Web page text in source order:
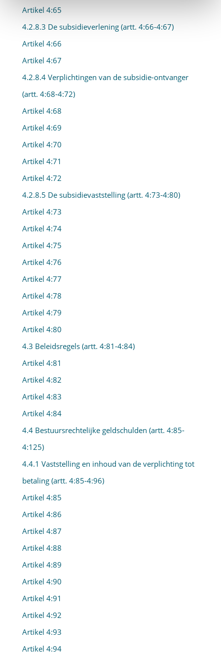
Artikel 4:65
4.2.8.3 De subsidieverlening (artt. 4:66-4:67)
Artikel 4:66
Artikel 4:67
4.2.8.4 Verplichtingen van de subsidie-ontvanger
(artt. 4:68-4:72)
Artikel 4:68
Artikel 4:69
Artikel 4:70
Artikel 4:71
Artikel 4:72
4.2.8.5 De subsidievaststelling (artt. 4:73-4:80)
Artikel 4:73
Artikel 4:74
Artikel 4:75
Artikel 4:76
Artikel 4:77
Artikel 4:78
Artikel 4:79
Artikel 4:80
4.3 Beleidsregels (artt. 4:81-4:84)
Artikel 4:81
Artikel 4:82
Artikel 4:83
Artikel 4:84
4.4 Bestuursrechtelijke geldschulden (artt. 4:85-
4:125)
4.4.1 Vaststelling en inhoud van de verplichting tot
betaling (artt. 4:85-4:96)
Artikel 4:85
Artikel 4:86
Artikel 4:87
Artikel 4:88
Artikel 4:89
Artikel 4:90
Artikel 4:91
Artikel 4:92
Artikel 4:93
Artikel 4:94